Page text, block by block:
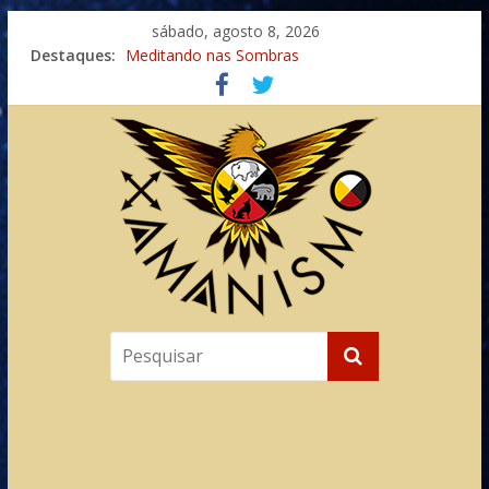
sábado, agosto 8, 2026
Destaques: Meditando nas Sombras
Autosuficiência: A Jornada do Espírito Ancestral
Xamanismo Universal
Totens – Caminho Espiritual – Crescimento
Imaginação na Cura